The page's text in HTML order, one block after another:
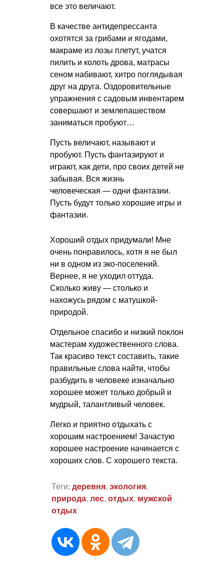
все это величают.
В качестве антидепрессанта
охотятся за грибами и ягодами,
макраме из лозы плетут, учатся
пилить и колоть дрова, матрасы
сеном набивают, хитро поглядывая
друг на друга. Оздоровительные
упражнения с садовым инвентарем
совершают и землепашеством
заниматься пробуют…
Пусть величают, называют и
пробуют. Пусть фантазируют и
играют, как дети, про своих детей не
забывая. Вся жизнь
человеческая — одни фантазии.
Пусть будут только хорошие игры и
фантазии.
Хороший отдых придумали! Мне
очень понравилось, хотя я не был
ни в одном из эко-поселений.
Вернее, я не уходил оттуда.
Сколько живу — столько и
нахожусь рядом с матушкой-
природой.
Отдельное спасибо и низкий поклон
мастерам художественного слова.
Так красиво текст составить, такие
правильные слова найти, чтобы
разбудить в человеке изначально
хорошее может только добрый и
мудрый, талантливый человек.
Легко и приятно отдыхать с
хорошим настроением! Зачастую
хорошее настроение начинается с
хороших слов. С хорошего текста.
Теги: деревня, экология,
природа, лес, отдых, мужской
отдых